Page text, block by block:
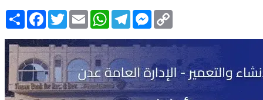
انشر Facebook
TwitterEmail WhatsAppTelegramMessenger